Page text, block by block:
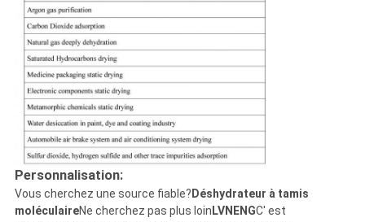
Personnalisation:
Vous cherchez une source fiable? Déshydrateur à tamis
moléculaireNe cherchez pas plus loin LVNENGC' est